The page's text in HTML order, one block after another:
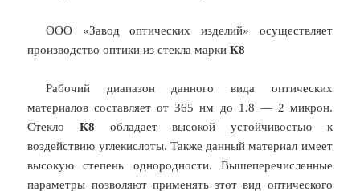
ООО «Завод оптических изделий» осуществляет
производство оптики из стекла маркиК8
Рабочий диапазон данного вида оптических
материалов составляет от 365 нм до 1.8 — 2 микрон.
СтеклоК8 обладает высокой устойчивостью к
воздействию углекислоты. Также данный материал имеет
высокую степень однородности. Вышеперечисленные
параметры позволяют применять этот вид оптического